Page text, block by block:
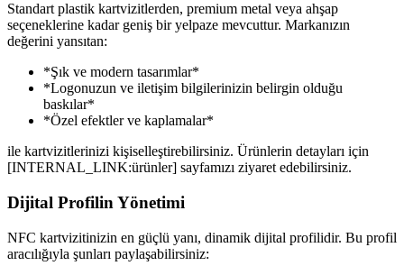
Standart plastik kartvizitlerden, premium metal veya ahşap
seçeneklerine kadar geniş bir yelpaze mevcuttur. Markanızın
değerini yansıtan:
*Şık ve modern tasarımlar*
*Logonuzun ve iletişim bilgilerinizin belirgin olduğu
baskılar*
*Özel efektler ve kaplamalar*
ile kartvizitlerinizi kişiselleştirebilirsiniz. Ürünlerin detayları için
[INTERNAL_LINK:ürünler] sayfamızı ziyaret edebilirsiniz.
Dijital Profilin Yönetimi
NFC kartvizitinizin en güçlü yanı, dinamik dijital profilidir. Bu profil
aracılığıyla şunları paylaşabilirsiniz: